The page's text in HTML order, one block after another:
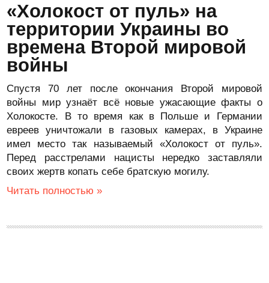
«Холокост от пуль» на
территории Украины во
времена Второй мировой
войны
Спустя 70 лет после окончания Второй мировой
войны мир узнаёт всё новые ужасающие факты о
Холокосте. В то время как в Польше и Германии
евреев уничтожали в газовых камерах, в Украине
имел место так называемый «Холокост от пуль».
Перед расстрелами нацисты нередко заставляли
своих жертв копать себе братскую могилу.
Читать полностью »